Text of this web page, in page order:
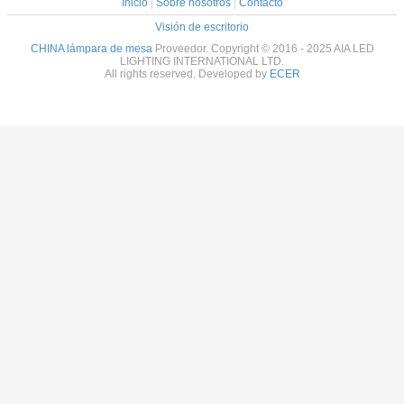
Inicio| Sobre nosotros| Contacto
Visión de escritorio
CHINA lámpara de mesaProveedor. Copyright © 2016 - 2025 AIA LED
LIGHTING INTERNATIONAL LTD.
All rights reserved. Developed by ECER